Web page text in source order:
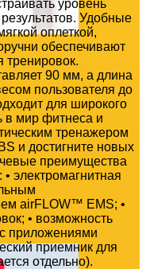
уровень
Удобные
оплеткой,
обеспечивают
тренировок.
90 мм, а длина
пользователя до
для широкого
в мир фитнеса и
тренажером
и достигните новых
преимущества
электромагнитная
airFLOW™ EMS; •
• возможность
приложениями
приемник для
отдельно).